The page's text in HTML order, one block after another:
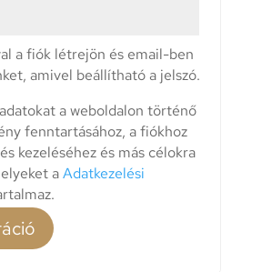
a fiók létrejön és email-ben
amivel beállítható a jelszó.
a weboldalon történő
fenntartásához, a fiókhoz
kezeléséhez és más célokra
aAdatkezelési